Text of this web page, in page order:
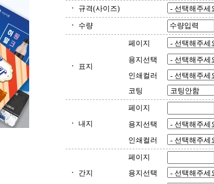
규격(사이즈)
수량
표지
페이지
용지선택
인쇄컬러
코팅
내지
페이지
용지선택
인쇄컬러
간지
페이지
용지선택